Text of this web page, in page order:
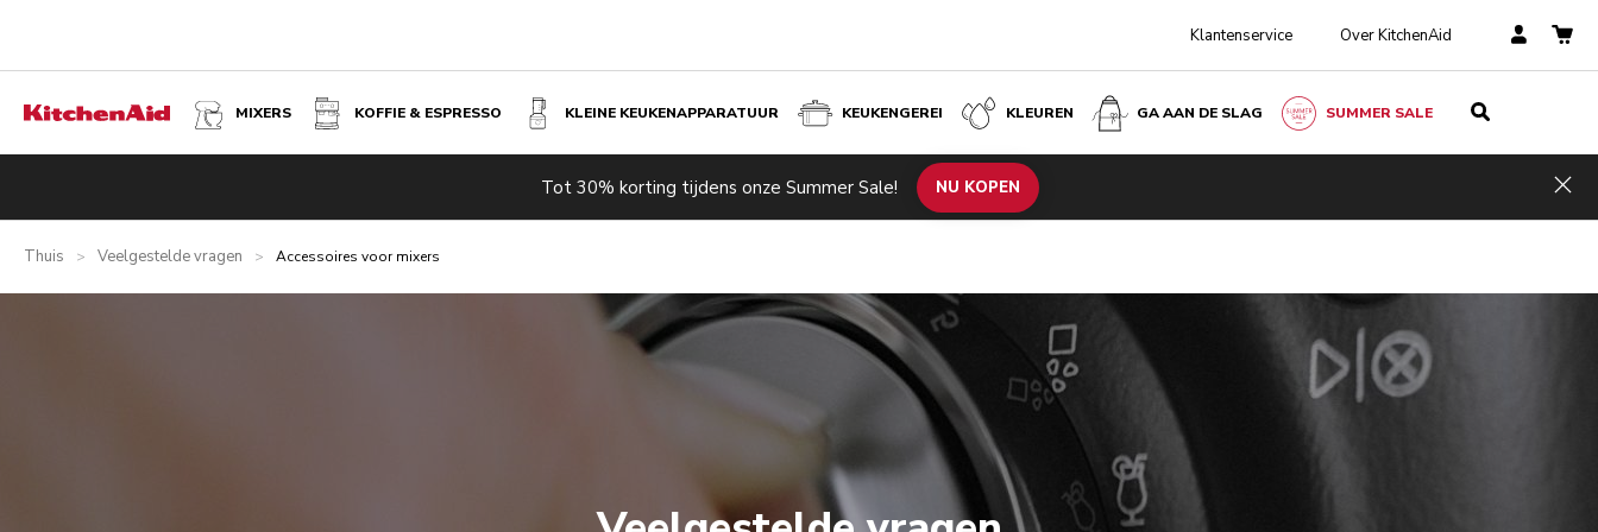
Klantenservice Over KitchenAid
MIXERS KOFFIE & ESPRESSO KLEINE KEUKENAPPARATUUR KEUKENGEREI KLEUREN GA AAN DE SLAG SUMMER SALE
Tot 30% korting tijdens onze Summer Sale! NU KOPEN
Thuis > Veelgestelde vragen > Accessoires voor mixers